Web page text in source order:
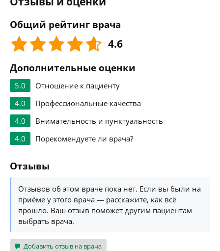
Общий рейтинг врача
4.6
Дополнительные оценки
5.0
Отношение к пациенту
4.0
Профессиональные качества
4.0
Внимательность и пунктуальность
4.0
Порекомендуете ли врача?
Отзывы
Отзывов об этом враче пока нет. Если вы были на
приёме у этого врача — расскажите, как всё
прошло. Ваш отзыв поможет другим пациентам
выбрать врача.
Добавить отзыв на врача